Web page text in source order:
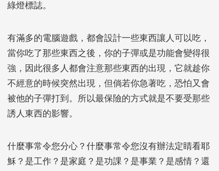
綠燈標誌。
有滿多的電腦遊戲，都會設計一些東西讓人可以吃，
當你吃了那些東西之後，你的子彈或是功能會變得很
強，因此很多人都會注意那些東西的出現，它就趁你
不經意的時候突然出現，但倘若你急著吃，恐怕又會
被他的子彈打到。所以最保險的方式就是不要受那些
誘人東西的影響。
什麼事常令您分心？什麼事常令您沒有辦法定睛看耶
穌？是工作？是家庭？是功課？是事業？是感情？還